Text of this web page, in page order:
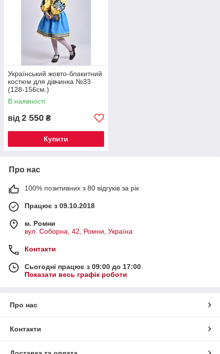
Український жовто-блакитний
костюм для дівчинка №33
(128-156см.)
В наявності
від 2 550 ₴
Купити
Про нас
100% позитивних з 80 відгуків за рік
Працює з 09.10.2018
м. Ромни
вул. Соборна, 42, Ромни, Україна
Контакти
Сьогодні працює з 09:00 до 17:00
Показати весь графік роботи
Про нас
Контакти